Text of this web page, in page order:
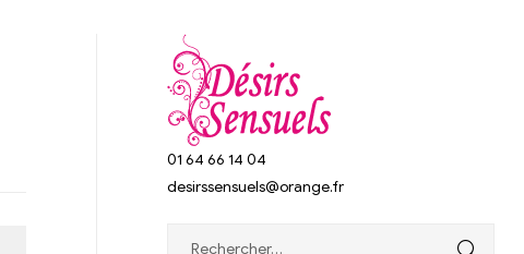
01 64 66 14 04
desirssensuels@orange.fr